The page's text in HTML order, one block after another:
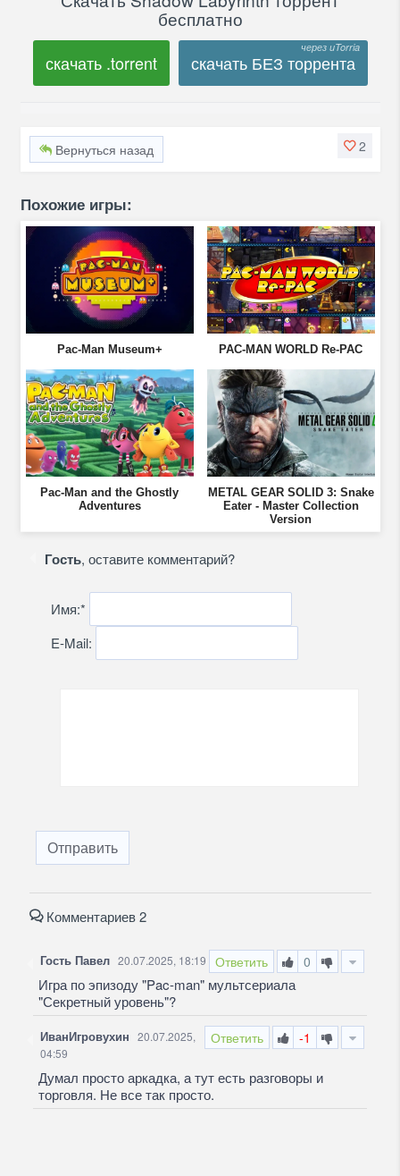
бесплатно
скачать .torrent скачать БЕЗ торрента
2
Вернуться назад
Похожие игры:
Pac-Man Museum+ PAC-MAN WORLD Re-PAC
Pac-Man and the Ghostly
Adventures
METAL GEAR SOLID 3: Snake
Eater - Master Collection
Version
Гость, оставите комментарий?
Имя:*
E-Mail:
Отправить
Комментариев 2
Ответить 0
Гость Павел 20.07.2025, 18:19
Игра по эпизоду "Pac-man" мультсериала
"Секретный уровень"?
Ответить -1
ИванИгровухин 20.07.2025,
04:59
Думал просто аркадка, а тут есть разговоры и
торговля. Не все так просто.